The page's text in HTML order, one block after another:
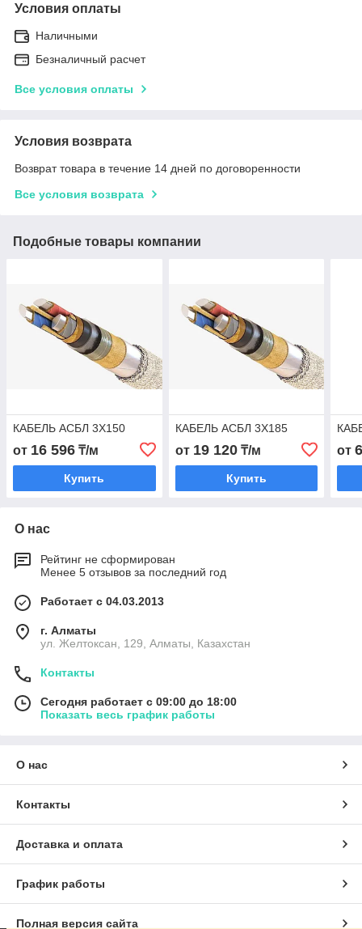
Условия оплаты
Наличными
Безналичный расчет
Все условия оплаты
Условия возврата
Возврат товара в течение 14 дней по договоренности
Все условия возврата
Подобные товары компании
КАБЕЛЬ АСБЛ 3Х150
от 16 596 ₸/м
Купить
КАБЕЛЬ АСБЛ 3Х185
от 19 120₸/м
Купить
от
О нас
Рейтинг не сформирован
Менее 5 отзывов за последний год
Работает с 04.03.2013
г. Алматы
ул. Желтоксан, 129, Алматы, Казахстан
Контакты
Сегодня работает с 09:00 до 18:00
Показать весь график работы
О нас
Контакты
Доставка и оплата
График работы
Полная версия сайта